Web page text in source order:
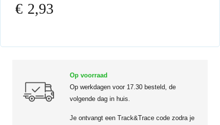
€ 2,93
Op voorraad
Op werkdagen voor 17.30 besteld, de
volgende dag in huis.
Je ontvangt een Track&Trace code zodra je